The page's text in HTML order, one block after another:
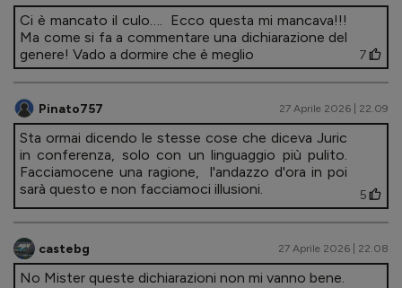
Ci è mancato il culo…. Ecco questa mi mancava!!!
Ma come si fa a commentare una dichiarazione del
genere! Vado a dormire che è meglio
7
Pinato757 27 Aprile 2026 | 22.09
Sta ormai dicendo le stesse cose che diceva Juric
in conferenza, solo con un linguaggio più pulito.
Facciamocene una ragione, l'andazzo d'ora in poi
sarà questo e non facciamoci illusioni.
5
castebg 27 Aprile 2026 | 22.08
No Mister queste dichiarazioni non mi vanno bene.